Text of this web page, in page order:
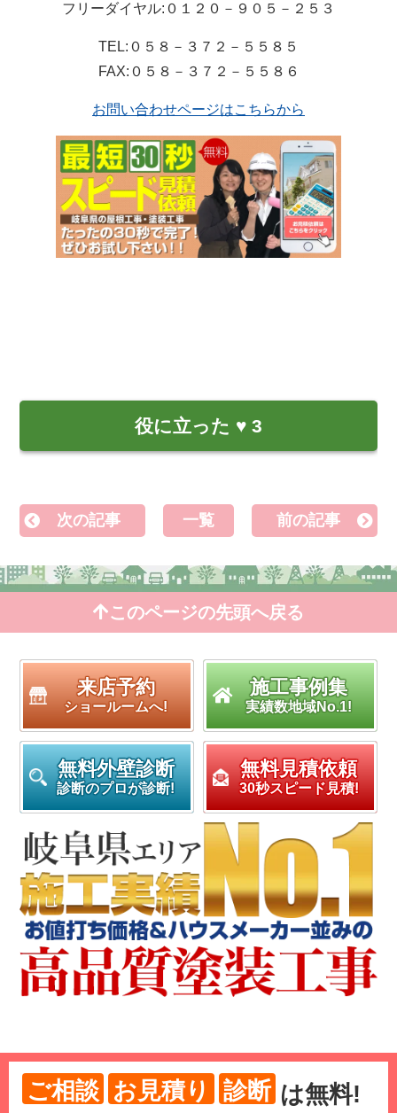
フリーダイヤル:０１２０－９０５－２５３
TEL:０５８－３７２－５５８５
FAX:０５８－３７２－５５８６
お問い合わせページはこちらから
役に立った ♥ 3
次の記事 一覧 前の記事
このページの先頭へ戻る
来店予約
ショールームへ!
施工事例集
実績数地域No.1!
無料外壁診断
診断のプロが診断!
無料見積依頼
30秒スピード見積!
ご相談 お見積り 診断 は無料!